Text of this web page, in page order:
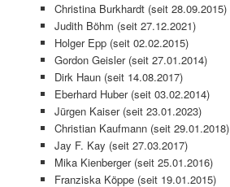
Christina Burkhardt (seit 28.09.2015)
Judith Böhm (seit 27.12.2021)
Holger Epp (seit 02.02.2015)
Gordon Geisler (seit 27.01.2014)
Dirk Haun (seit 14.08.2017)
Eberhard Huber (seit 03.02.2014)
Jürgen Kaiser (seit 23.01.2023)
Christian Kaufmann (seit 29.01.2018)
Jay F. Kay (seit 27.03.2017)
Mika Kienberger (seit 25.01.2016)
Franziska Köppe (seit 19.01.2015)